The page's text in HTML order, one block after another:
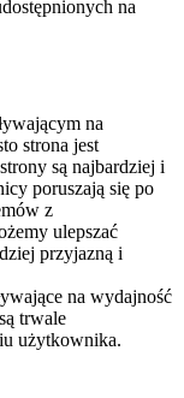
na
na
strona jest
są najbardziej i
poruszają się po
z
ulepszać
przyjazną i
na wydajność
trwale
użytkownika.